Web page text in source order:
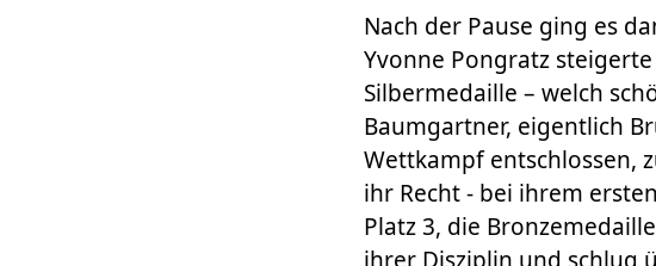
Nach der Pause ging es
Yvonne Pongratz
Silbermedaille – welch
Baumgartner, eigentlich
Wettkampf entschlossen,
ihr Recht - bei ihrem
Platz 3, die